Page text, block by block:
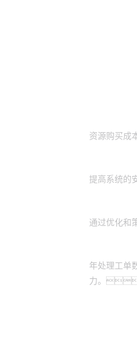
资源购买
提高系统
通过优化
年处理工
力。